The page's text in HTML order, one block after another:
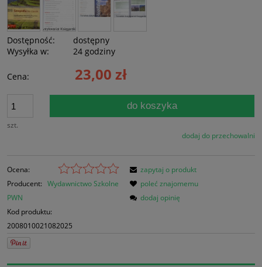
Dostępność:
dostępny
Wysyłka w:
24 godziny
Cena: 23,00 zł
szt.
do koszyka
dodaj do przechowalni
Ocena:
Producent: Wydawnictwo Szkolne
PWN
Kod produktu:
2008010021082025
zapytaj o produkt
poleć znajomemu
dodaj opinię